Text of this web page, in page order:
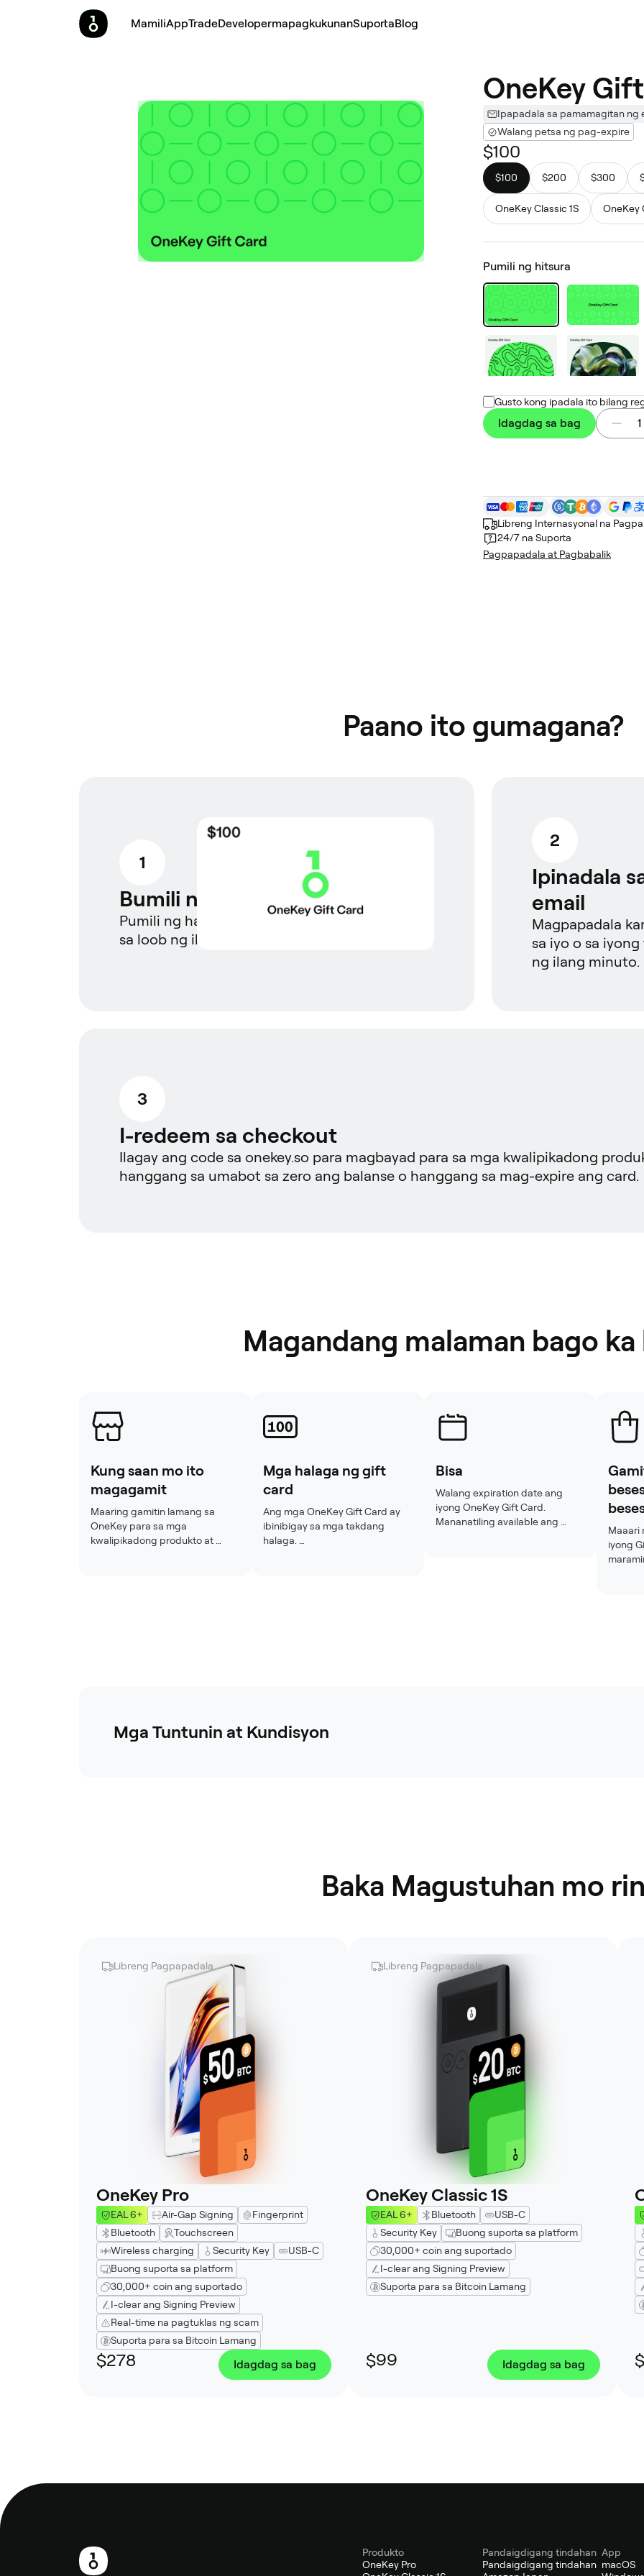
MamiliAppTradeDevelopermapagkukunanSuportaBlog
OneKey
Ipapadala sa pamamagitan ng
Walang petsa ng pag-expire
$100
$100 $200 $300
OneKey Classic 1S OneKey
Pumili ng hitsura
Gusto kong ipadala ito bilang
Idagdag sa bag 1
Libreng Internasyonal na
24/7 na Suporta
Pagpapadala at Pagbabalik
Paano ito gumagana?
1
Bumili ng gift card
Pumili ng halaga at kumpletuhin ang checkout
sa loob ng ilang segundo.
2
Ipinadala
email
Magpapadala
sa iyo o sa
ng ilang minuto.
3
I-redeem sa checkout
Ilagay ang code sa onekey.so para magbayad para sa mga kwalipikadong
hanggang sa umabot sa zero ang balanse o hanggang sa mag-expire ang card.
Magandang malaman bago
Kung saan mo ito
magagamit
Maaring gamitin lamang sa
OneKey para sa mga
kwalipikadong produkto at
Mga halaga ng gift
card
Ang mga OneKey Gift Card ay
ibinibigay sa mga takdang
halaga.
order (kasama ang buwis,
pagpapadala, o mga diskwento)
Bisa
Walang expiration date ang
iyong OneKey Gift Card.
Mananatiling available ang
Maaari
iyong
Mga Tuntunin at Kundisyon
Baka Magustuhan mo
Libreng Pagpapadala
OneKey Pro
EAL 6+ Air-Gap Signing
Fingerprint
Bluetooth
Touchscreen
Wireless charging
Security Key
USB-C
Buong suporta sa platform
30,000+ coin ang suportado
I-clear ang Signing Preview
Real-time na pagtuklas ng scam
Suporta para sa Bitcoin Lamang
$278 Idagdag sa bag
Libreng Pagpapadala
OneKey Classic 1S
EAL 6+ Bluetooth
USB-C
Security Key
Buong suporta sa platform
30,000+ coin ang suportado
I-clear ang Signing Preview
Suporta para sa Bitcoin Lamang
$99 Idagdag sa bag
Produkto
OneKey Pro
Pandaigdigang tindahan
Pandaigdigang tindahan
App
macOS